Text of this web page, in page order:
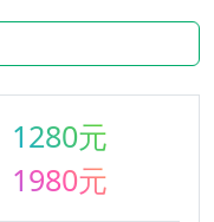
1280元
1980元